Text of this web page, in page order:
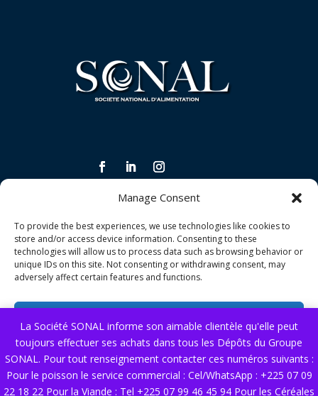
Manage Consent
To provide the best experiences, we use technologies like cookies to
store and/or access device information. Consenting to these
technologies will allow us to process data such as browsing behavior or
unique IDs on this site. Not consenting or withdrawing consent, may
adversely affect certain features and functions.
Deny
View preferences
La Société SONAL informe son aimable clientèle qu'elle peut
toujours effectuer ses achats dans tous les Dépôts du Groupe
SONAL. Pour tout renseignement contacter ces numéros suivants :
Pour le poisson le service commercial : Cel/WhatsApp : +225 07 09
22 18 22 Pour la Viande : Tel +225 07 99 46 45 94 Pour les Céréales
Politique de confidentialité
Politique de qualité
Conditions générales de vente
NOS SERVICES